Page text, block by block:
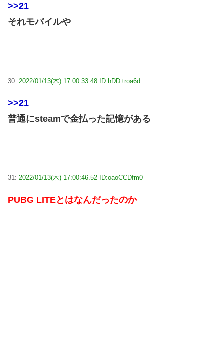
>>21
それモバイルや
30: 2022/01/13(木) 17:00:33.48 ID:hDD+roa6d
>>21
普通にsteamで金払った記憶がある
31: 2022/01/13(木) 17:00:46.52 ID:oaoCCDfm0
PUBG LITEとはなんだったのか